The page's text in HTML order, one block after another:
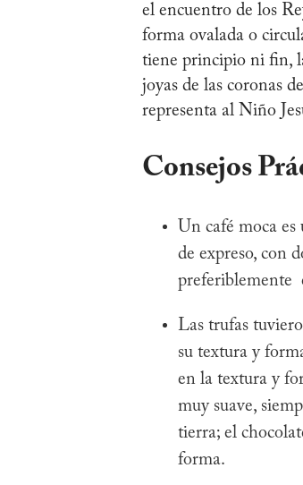
el encuentro de los
forma ovalada o
tiene principio ni fin,
joyas de las coronas
representa al Niño
Consejos
Un café moca
de expreso, con
preferiblemente
Las trufas
su textura y
en la textura y
muy suave,
tierra; el
forma.